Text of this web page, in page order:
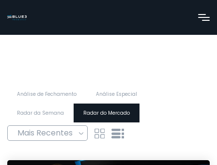
Análise de Fechamento Análise Especial
Radar da Semana Radar do Mercado